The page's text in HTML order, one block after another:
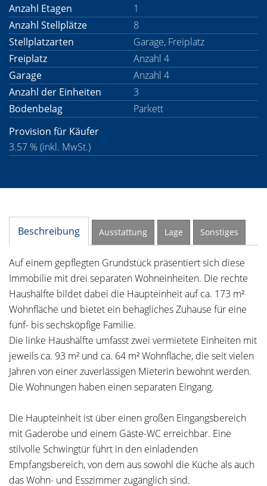
Anzahl Etagen
1
Anzahl Stellplätze
8
Stellplatzarten
Garage, Freiplatz
Freiplatz
Anzahl 4
Garage
Anzahl 4
Anzahl der Einheiten
3
Bodenbelag
Parkett
Provision für Käufer
3.57 % (inkl. MwSt.)
Beschreibung Ausstattung Lage Sonstiges
Auf einem gepflegten Grundstück präsentiert sich diese
Immobilie mit drei separaten Wohneinheiten. Die rechte
Haushälfte bildet dabei die Haupteinheit auf ca. 173 m²
Wohnfläche und bietet ein behagliches Zuhause für eine
fünf- bis sechsköpfige Familie.
Die linke Haushälfte umfasst zwei vermietete Einheiten mit
jeweils ca. 93 m² und ca. 64 m² Wohnfläche, die seit vielen
Jahren von einer zuverlässigen Mieterin bewohnt werden.
Die Wohnungen haben einen separaten Eingang.
Die Haupteinheit ist über einen großen Eingangsbereich
mit Gaderobe und einem Gäste-WC erreichbar. Eine
stilvolle Schwingtür führt in den einladenden
Empfangsbereich, von dem aus sowohl die Küche als auch
das Wohn- und Esszimmer zugänglich sind.